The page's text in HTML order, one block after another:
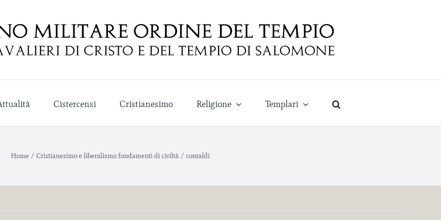
Cistercensi Cristianesimo Religione Templari
Home / Cristianesimo e liberalismo fondamenti di civiltà / contaldi